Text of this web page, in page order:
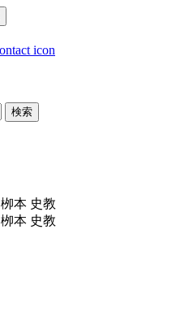
栁本 史教
栁本 史教